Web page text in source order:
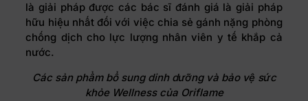
là giải pháp được các bác sĩ đánh giá là giải pháp
hữu hiệu nhất đối với việc chia sẻ gánh nặng phòng
chống dịch cho lực lượng nhân viên y tế khắp cả
nước.
Các sản phẩm bổ sung dinh dưỡng và bảo vệ sức
khỏe Wellness của Oriflame